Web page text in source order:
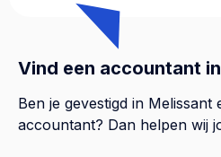
Vind een accountant
Ben je gevestigd in
accountant? Dan helpen wij